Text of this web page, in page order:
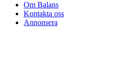
Om Balans
Kontakta oss
Annonsera